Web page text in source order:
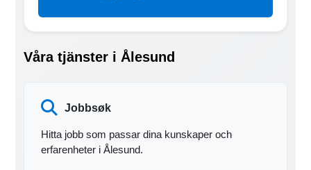
Våra tjänster i Ålesund
Jobbsøk
Hitta jobb som passar dina kunskaper och
erfarenheter i Ålesund.